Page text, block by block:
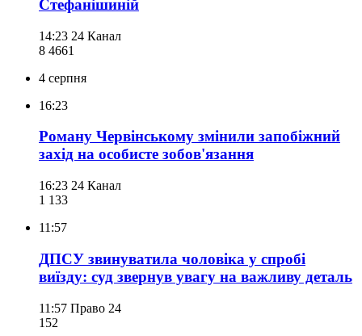
Стефанішиній
14:23 24 Канал
8 4661
4 серпня
16:23
Роману Червінському змінили запобіжний
захід на особисте зобов'язання
16:23 24 Канал
1 133
11:57
ДПСУ звинуватила чоловіка у спробі
виїзду: суд звернув увагу на важливу деталь
11:57 Право 24
152